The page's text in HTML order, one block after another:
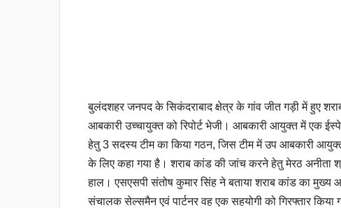
बुलंदशहर जनपद के सिकंदराबाद क्षेत्र के गांव जीत गड़ी में हुए
आबकारी उच्चायुक्त को रिपोर्ट भेजी। आबकारी आयुक्त में एक
हेतु 3 सदस्य टीम का किया गठन, जिस टीम में उप आबकारी
के लिए कहा गया है। शराब कांड की जांच करने हेतु मेरठ अनीता
हाल। एसएसपी संतोष कुमार सिंह ने बताया शराब कांड का मुख्य
संचालक सेल्समैन एवं पार्टनर वह एक सहयोगी को गिरफ्तार